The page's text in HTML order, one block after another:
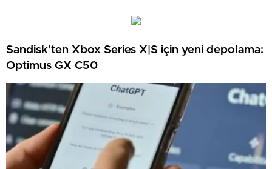
Sandisk’ten Xbox Series X|S için yeni depolama:
Optimus GX C50